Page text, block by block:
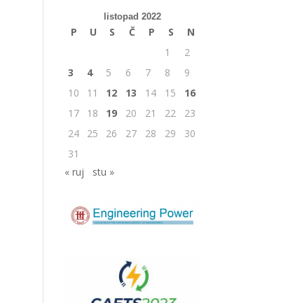
listopad 2022
P U S Č P S
N
1
2
3
4 5 6 7 8
9
10
11 12 13 14 15
16
17
18 19 20 21 22
23
24
25 26 27 28 29
30
31
« ruj
stu »